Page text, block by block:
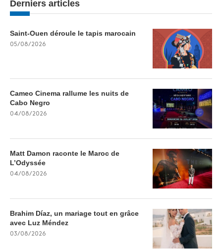
Derniers articles
Saint-Ouen déroule le tapis marocain
05/08/2026
Cameo Cinema rallume les nuits de
Cabo Negro
04/08/2026
Matt Damon raconte le Maroc de
L’Odyssée
04/08/2026
Brahim Díaz, un mariage tout en grâce
avec Luz Méndez
03/08/2026